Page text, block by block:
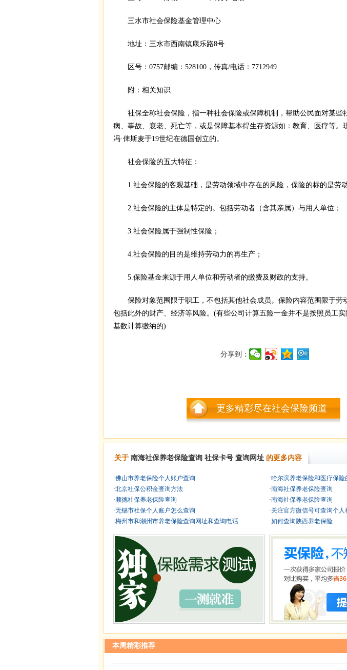
三水市社会保险基金管理中心
地址：三水市西南镇康乐路8号
区号：0757邮编：528100，传真/电话：7712949
附：相关知识
社保全称社会保险，指一种社会保险或保障机制，帮助公民面对某些
病、事故、衰老、死亡等，或是保障基本得生存资源如：教育、医疗等。
冯·俾斯麦于19世纪在德国创立的。
社会保险的五大特征：
1.社会保险的客观基础，是劳动领域中存在的风险，保险的标的是劳动
2.社会保险的主体是特定的。包括劳动者（含其亲属）与用人单位；
3.社会保险属于强制性保险；
4.社会保险的目的是维持劳动力的再生产；
5.保险基金来源于用人单位和劳动者的缴费及财政的支持。
保险对象范围限于职工，不包括其他社会成员。保险内容范围限于劳
包括此外的财产、经济等风险。(有些公司计算五险一金并不是按照员工
基数计算缴纳的)
分享到：
更多精彩尽在社会保险频道
关于 南海社保养老保险查询 社保卡号 查询网址 的更多内容
·佛山市养老保险个人账户查询
·北京社保公积金查询方法
·顺德社保养老保险查询
·无锡市社保个人账户怎么查询
·梅州市和潮州市养老保险查询网址和查询电话
·哈尔滨养老保险和医疗保险
·南海社保养老保险查询
·南海社保养老保险查询
·关注官方微信号可查询个人
·如何查询陕西养老保险
本周精彩推荐